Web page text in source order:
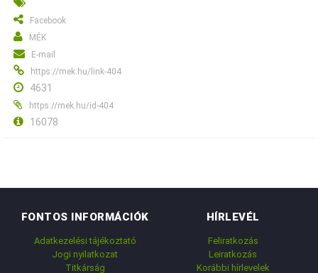
Facebook
MÉK
E-mail
https://mek.hu/link-404
4631
https://mek.hu/id-404
16078
FONTOS INFORMÁCIÓK
Adatkezelési tájékoztató
Jogi nyilatkozat
Titkárság
HÍRLEVÉL
Feliratkozás
Leiratkozás
Korábbi hírlevelek